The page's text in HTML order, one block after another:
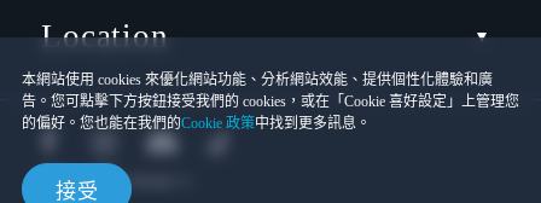
本網站使用 cookies 來優化網站功能、分析網站效能、提供個性化體驗和廣
告。您可點擊下方按鈕接受我們的 cookies，或在「Cookie 喜好設定」上管理您
的偏好。您也能在我們的Cookie 政策中找到更多訊息。
接受
Location